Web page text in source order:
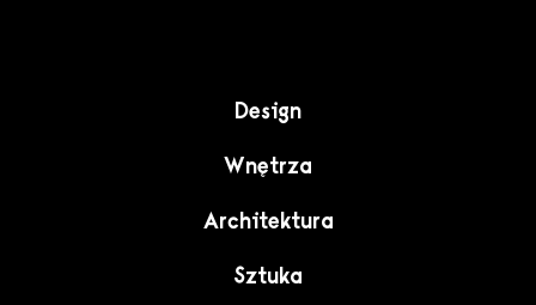
Design
Wnętrza
Architektura
Sztuka